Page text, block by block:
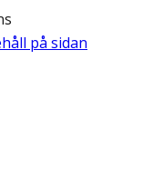
på sidan